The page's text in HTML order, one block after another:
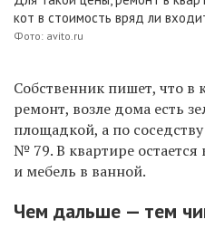
кот в стоимость вряд ли
Фото: avito.ru
Собственник пишет, что в
ремонт, возле дома есть
площадкой, а по
№ 79. В квартире
и мебель в ванной.
Чем дальше — тем